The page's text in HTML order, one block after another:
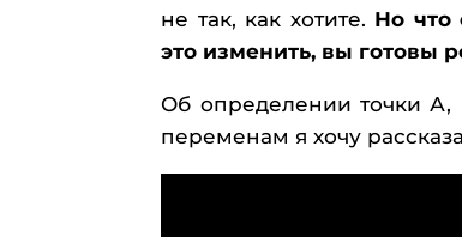
не так, как хотите. Но что
это изменить, вы готовы
Об определении точки А,
переменам я хочу